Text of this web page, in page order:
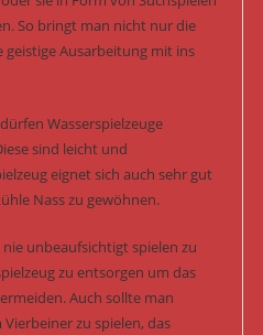
So bringt man nicht nur die
Ausarbeitung mit ins
Wasserspielzeuge
sind leicht und
eignet sich auch sehr gut
Nass zu gewöhnen.
unbeaufsichtigt spielen zu
zu entsorgen um das
Auch sollte man
zu spielen, das